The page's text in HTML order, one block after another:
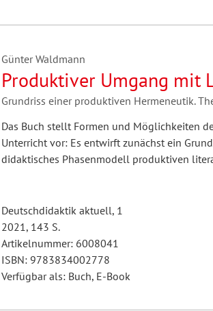
Günter Waldmann
Produktiver Umgang mit
Grundriss einer produktiven Hermeneutik.
Das Buch stellt Formen und Möglichkeiten
Unterricht vor: Es entwirft zunächst ein
didaktisches Phasenmodell produktiven
Deutschdidaktik aktuell, 1
2021, 143 S.
Artikelnummer: 6008041
ISBN: 9783834002778
Verfügbar als: Buch, E-Book